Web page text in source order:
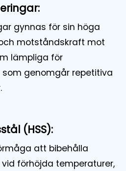
gynnas för sin höga
motståndskraft mot
lämpliga för
genomgår repetitiva
(HSS):
att bibehålla
förhöjda temperaturer,